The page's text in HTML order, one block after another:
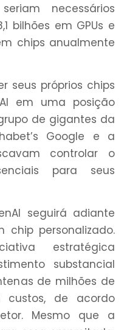
necessários
bilhões em GPUs e
chips anualmente
seus próprios chips
em uma posição
de gigantes da
Google e a
controlar o
para seus
seguirá adiante
personalizado.
estratégica
substancial
de milhões de
custos, de acordo
Mesmo que a